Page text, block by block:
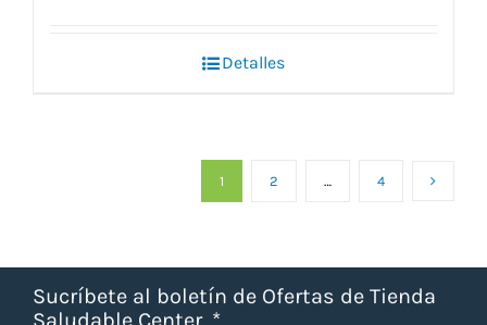
Detalles
1 2 … 4
Sucríbete al boletín de Ofertas de Tienda